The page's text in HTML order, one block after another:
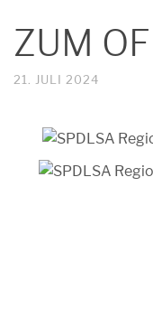
ZUM
21. JULI 2024